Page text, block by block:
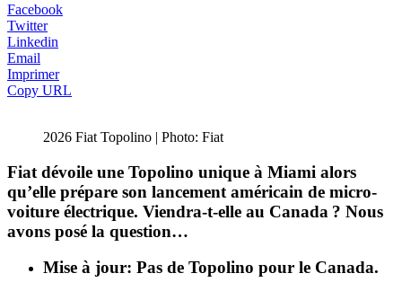
Facebook
Twitter
Linkedin
Email
Imprimer
Copy URL
2026 Fiat Topolino | Photo: Fiat
Fiat dévoile une Topolino unique à Miami alors
qu’elle prépare son lancement américain de micro-
voiture électrique. Viendra-t-elle au Canada ? Nous
avons posé la question…
Mise à jour: Pas de Topolino pour le Canada.